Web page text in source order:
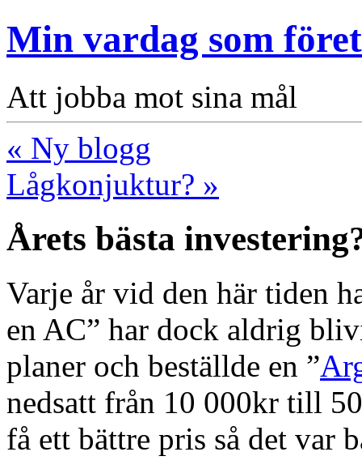
Min vardag som
Att jobba mot sina mål
« Ny blogg
Lågkonjuktur? »
Årets bästa
Varje år vid den här tiden
en AC” har dock aldrig
planer och beställde en ”
nedsatt från 10 000kr till
få ett bättre pris så det var